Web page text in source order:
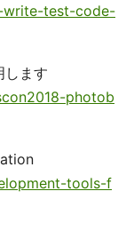
write-test-code-
します
photob
tools-f